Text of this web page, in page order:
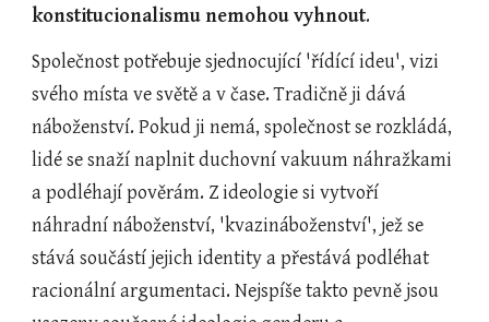
konstitucionalismu nemohou vyhnout.
Společnost potřebuje sjednocující 'řídící ideu', vizi
svého místa ve světě a v čase. Tradičně ji dává
náboženství. Pokud ji nemá, společnost se rozkládá,
lidé se snaží naplnit duchovní vakuum náhražkami
a podléhají pověrám. Z ideologie si vytvoří
náhradní náboženství, 'kvazináboženství', jež se
stává součástí jejich identity a přestává podléhat
racionální argumentaci. Nejspíše takto pevně jsou